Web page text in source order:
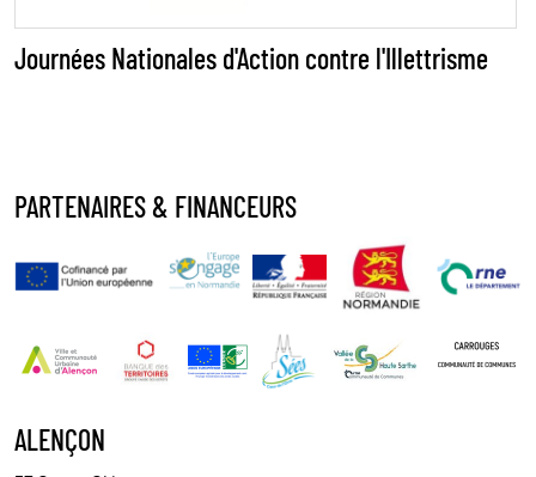
Journées Nationales d'Action contre l'Illettrisme
PARTENAIRES & FINANCEURS
ALENÇON